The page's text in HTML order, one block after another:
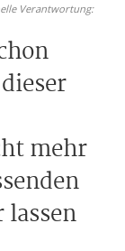
Verantwortung:
mehr
lassen